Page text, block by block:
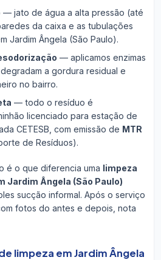
— jato de água a alta pressão (até
da caixa e as tubulações
Jardim Ângela (São Paulo).
— aplicamos enzimas
a gordura residual e
no bairro.
— todo o resíduo é
licenciado para estação de
CETESB, com emissão de MTR
de Resíduos).
é o que diferencia uma limpeza
Jardim Ângela (São Paulo)
sucção informal. Após o serviço
fotos do antes e depois, nota
limpeza em Jardim Ângela